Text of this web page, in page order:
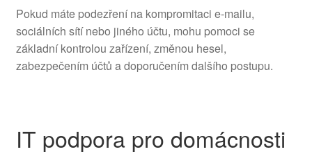
Pokud máte podezření na kompromitaci e-mailu,
sociálních sítí nebo jiného účtu, mohu pomoci se
základní kontrolou zařízení, změnou hesel,
zabezpečením účtů a doporučením dalšího postupu.
IT podpora pro domácnosti